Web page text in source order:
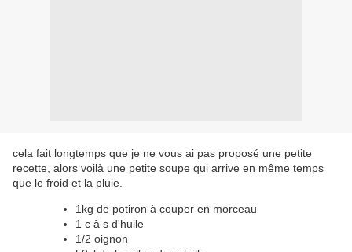
cela fait longtemps que je ne vous ai pas proposé une petite
recette, alors voilà une petite soupe qui arrive en même temps
que le froid et la pluie.
1kg de potiron à couper en morceau
1 c à s d'huile
1/2 oignon